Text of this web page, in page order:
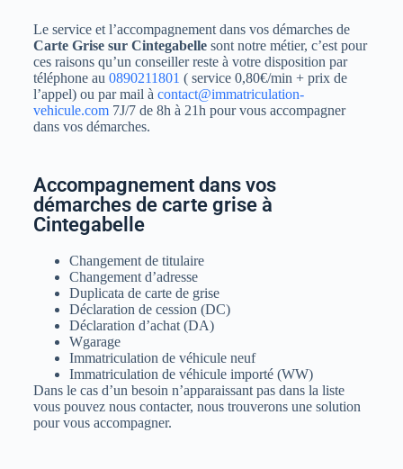
Le service et l’accompagnement dans vos démarches de
Carte Grise sur Cintegabellesont notre métier, c’est pour
ces raisons qu’un conseiller reste à votre disposition par
téléphone au 0890211801 ( service 0,80€/min + prix de
l’appel) ou par mail à contact@immatriculation-
vehicule.com7J/7 de 8h à 21h pour vous accompagner
dans vos démarches.
Accompagnement dans vos
démarches de carte grise à
Cintegabelle
Changement de titulaire
Changement d’adresse
Duplicata de carte de grise
Déclaration de cession (DC)
Déclaration d’achat (DA)
Wgarage
Immatriculation de véhicule neuf
Immatriculation de véhicule importé (WW)
Dans le cas d’un besoin n’apparaissant pas dans la liste
vous pouvez nous contacter, nous trouverons une solution
pour vous accompagner.